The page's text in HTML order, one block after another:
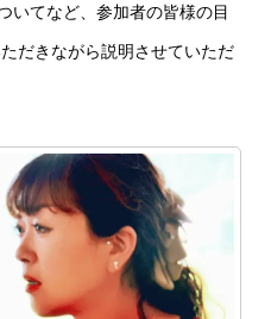
いてなど、参加者の皆様の目
だきながら説明させていただ